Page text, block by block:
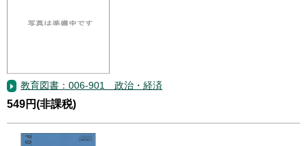
教育図書：006-901 政治・経済
549円(非課税)